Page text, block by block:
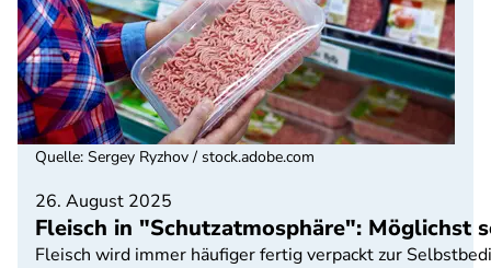
26. August 2025
Fleisch in "Schutzatmosphäre": Möglichst
Fleisch wird immer häufiger fertig verpackt zur
Quelle: Sergey Ryzhov / stock.adobe.com